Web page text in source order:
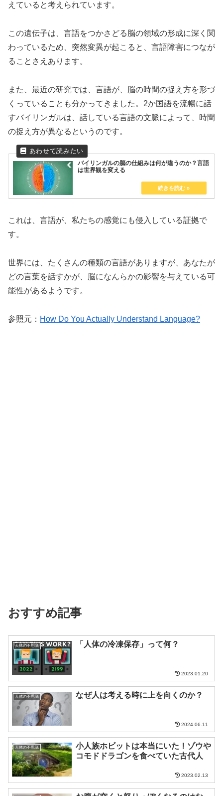
えていると考えられています。
この遺伝子は、言語をつかさどる脳の領域の形成に深く関
わっているため、突然変異が起こると、言語障害につなが
ることさえあります。
また、最近の研究では、言語が、脳の時間の捉え方を形づ
くっていることも分かってきました。2か国語を流暢に話
すバイリンガルは、話している言語の文脈によって、時間
の捉え方が異なるというのです。
バイリンガルの脳の仕組みは何が違うのか？言語
は世界観を変える
これは、言語が、私たちの感覚にも侵入している証拠で
す。
世界には、たくさんの種類の言語がありますが、あなたが
どの言葉を話すかが、脳になんらかの影響を与えている可
能性があるようです。
参照元： How Do You Actually Understand Language?
おすすめ記事
人体の不思議 「人体の冷凍保存」って何？
2023.01.20
人体の不思議 なぜ人は考える時に上を向くのか？
2024.06.11
人体の不思議
小人族ホビットは本当にいた！ゾウや
コモドドラゴンを食べていた古代人
2023.02.13